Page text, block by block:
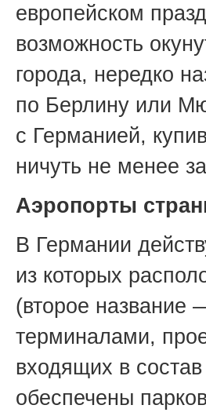
европейском
возможность
города, нередко
по Берлину или
с Германией,
ничуть не менее
Аэропорты
В Германии
из которых
(второе название
терминалами,
входящих в
обеспечены